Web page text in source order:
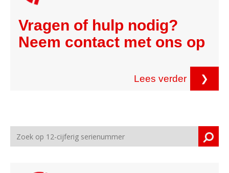
Vragen of hulp nodig?
Neem contact met ons op
Lees verder ❯